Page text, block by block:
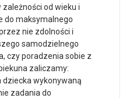
od wieku i
do maksymalnego
nie zdolności i
samodzielnego
czy poradzenia sobie z
zaliczamy:
wykonywaną
zadania do